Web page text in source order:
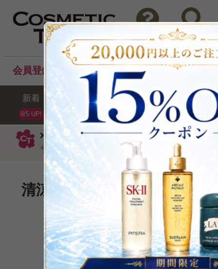
キールズ クリーム
フェイシャル
ザー フォー メン125ml
問い合わせ 検索
会員登録後のお買い物でポイントプレゼント！
新着
8/5 UP!
セール ランキング ブ
清涼感を与えながら肌をひ
残り1点
15%
OFF